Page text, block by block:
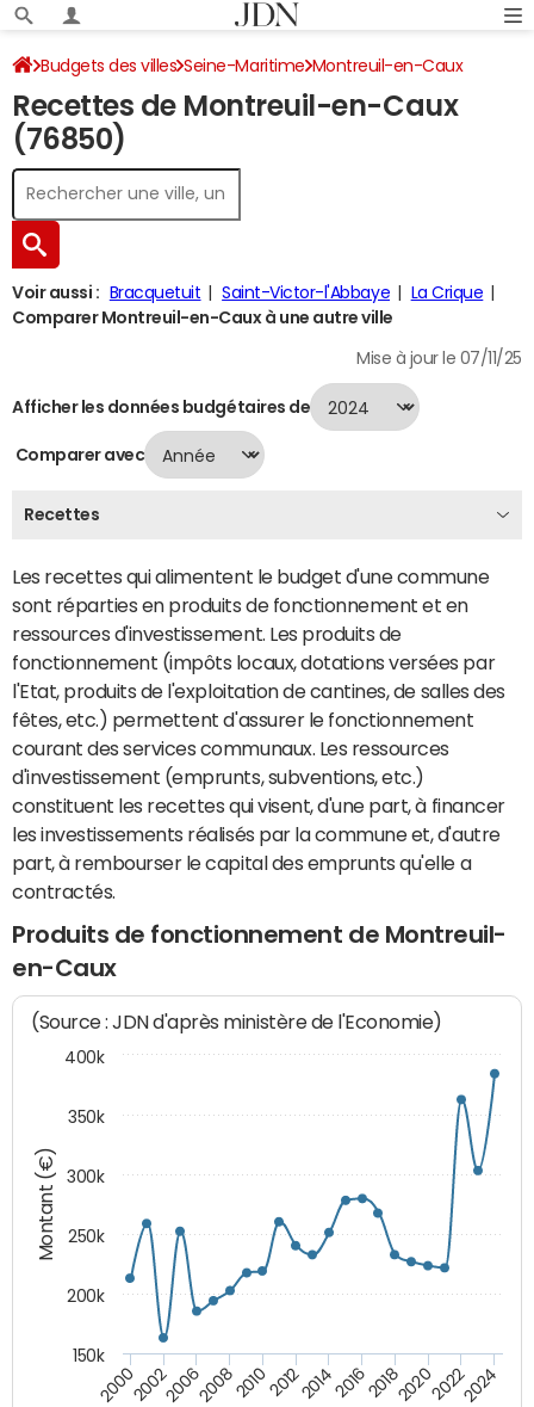
Budgets des villes Seine-Maritime Montreuil-en-Caux
Recettes 2024
Recettes de Montreuil-en-Caux
(76850)
Voir aussi : Bracquetuit Saint-Victor-l'Abbaye
La Crique
Comparer Montreuil-en-Caux à une autre ville
Mise à jour le 07/11/25
Afficher les données budgétaires de
Comparer avec
Recettes
Les recettes qui alimentent le budget d'une commune
sont réparties en produits de fonctionnement et en
ressources d'investissement. Les produits de
fonctionnement (impôts locaux, dotations versées par
l'Etat, produits de l'exploitation de cantines, de salles des
fêtes, etc.) permettent d'assurer le fonctionnement
courant des services communaux. Les ressources
d'investissement (emprunts, subventions, etc.)
constituent les recettes qui visent, d'une part, à financer
les investissements réalisés par la commune et, d'autre
part, à rembourser le capital des emprunts qu'elle a
contractés.
Produits de fonctionnement de Montreuil-
en-Caux
Montant (€)
(Source : JDN d'après ministère de l'Economie)
200020022006200820102012201420162018202020222024
150k
200k
250k
300k
350k
400k